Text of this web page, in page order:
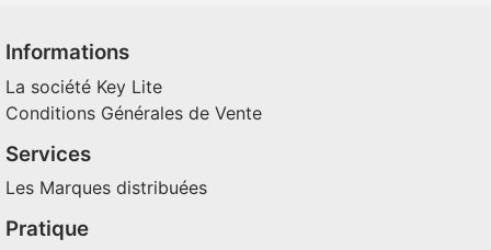
Informations
La société Key Lite
Conditions Générales de Vente
Services
Les Marques distribuées
Pratique